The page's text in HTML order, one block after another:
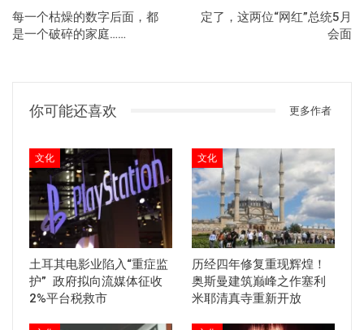
每一个枯燥的数字后面，都
是一个破碎的家庭……
定了，这两位“网红”总统5月
会面
你可能还喜欢 更多作者
文化
土耳其电影业陷入“重症监
护” 政府拟向流媒体征收
2%平台税救市
文化
历经四年修复重现辉煌！
奥斯曼建筑巅峰之作塞利
米耶清真寺重新开放